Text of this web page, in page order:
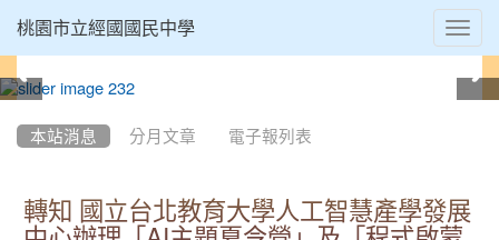
桃園市立經國國民中學
本站消息 分月文章 電子報列表
轉知 國立台北教育大學人工智慧產學發展